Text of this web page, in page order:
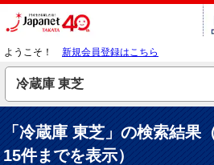
ようこそ！ 新規会員登録はこちら
「冷蔵庫 東芝」の検索結
15件までを表示）